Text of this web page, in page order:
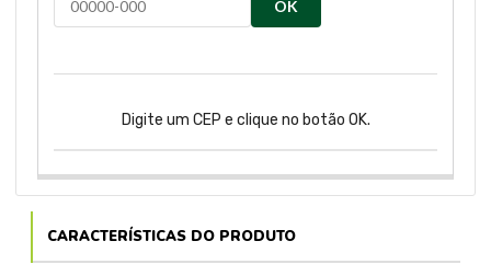
OK
Digite um CEP e clique no botão OK.
CARACTERÍSTICAS DO PRODUTO